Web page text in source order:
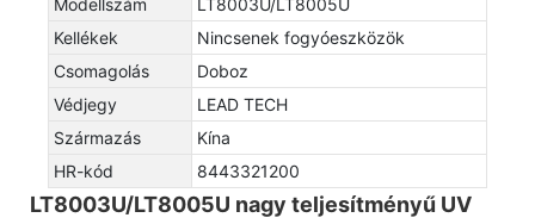
Kellékek
Nincsenek fogyóeszközök
Csomagolás
Doboz
Védjegy
LEAD TECH
Származás
Kína
HR-kód
8443321200
LT8003U/LT8005U nagy teljesítményű UV